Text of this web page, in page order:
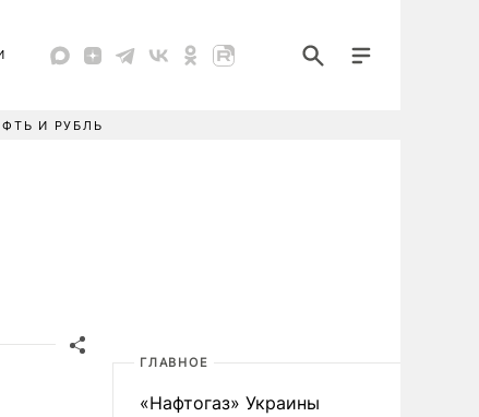
И РУБЛЬ
ГЛАВНОЕ
«Нафтогаз» Украины